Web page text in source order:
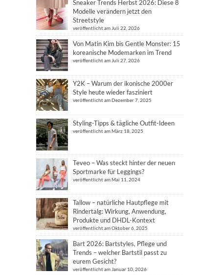
Sneaker Trends Herbst 2026: Diese 8
Modelle verändern jetzt den
Streetstyle
veröffentlicht am Juli 22, 2026
Von Matin Kim bis Gentle Monster: 15
koreanische Modemarken im Trend
veröffentlicht am Juli 27, 2026
Y2K – Warum der ikonische 2000er
Style heute wieder fasziniert
veröffentlicht am Dezember 7, 2025
Styling-Tipps & tägliche Outfit-Ideen
veröffentlicht am März 18, 2025
Teveo – Was steckt hinter der neuen
Sportmarke für Leggings?
veröffentlicht am Mai 11, 2024
Tallow – natürliche Hautpflege mit
Rindertalg: Wirkung, Anwendung,
Produkte und DHDL-Kontext
veröffentlicht am Oktober 6, 2025
Bart 2026: Bartstyles, Pflege und
Trends – welcher Bartstil passt zu
eurem Gesicht?
veröffentlicht am Januar 10, 2026